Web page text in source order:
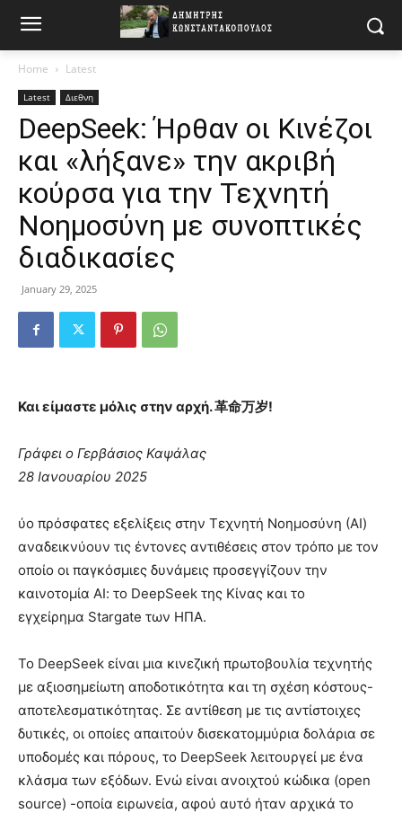
Home Latest
Latest Διεθνη
DeepSeek: Ήρθαν οι Κινέζοι
και «λήξανε» την ακριβή
κούρσα για την Τεχνητή
Νοημοσύνη με συνοπτικές
διαδικασίες
January 29, 2025
Και είμαστε μόλις στην αρχή. 革命万岁!
Γράφει ο Γερβάσιος Καψάλας
28 Ιανουαρίου 2025
ύο πρόσφατες εξελίξεις στην Τεχνητή Νοημοσύνη (ΑΙ)
αναδεικνύουν τις έντονες αντιθέσεις στον τρόπο με τον
οποίο οι παγκόσμιες δυνάμεις προσεγγίζουν την
καινοτομία ΑΙ: το DeepSeek της Κίνας και το
εγχείρημα Stargate των ΗΠΑ.
Το DeepSeek είναι μια κινεζική πρωτοβουλία τεχνητής
με αξιοσημείωτη αποδοτικότητα και τη σχέση κόστους-
αποτελεσματικότητας. Σε αντίθεση με τις αντίστοιχες
δυτικές, οι οποίες απαιτούν δισεκατομμύρια δολάρια σε
υποδομές και πόρους, το DeepSeek λειτουργεί με ένα
κλάσμα των εξόδων. Ενώ είναι ανοιχτού κώδικα (open
source) -οποία ειρωνεία, αφού αυτό ήταν αρχικά το